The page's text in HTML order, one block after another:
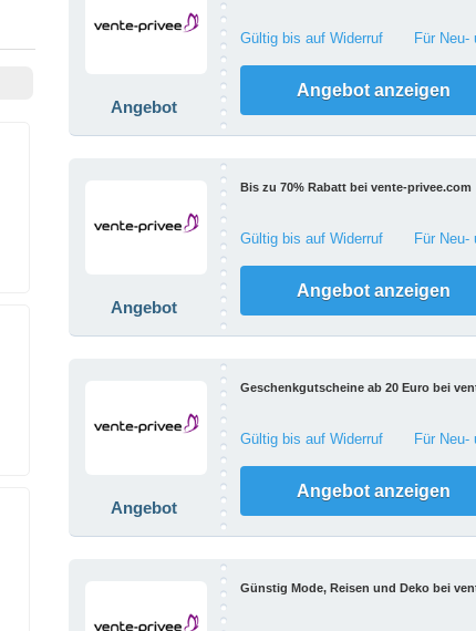
Angebot
Gültig bis auf WiderrufFür Neu-
Angebot anzeigen
Angebot
Bis zu 70% Rabatt bei vente-privee.com
Gültig bis auf WiderrufFür Neu-
Angebot anzeigen
Angebot
Geschenkgutscheine ab 20 Euro bei
Gültig bis auf WiderrufFür Neu-
Angebot anzeigen
Günstig Mode, Reisen und Deko bei